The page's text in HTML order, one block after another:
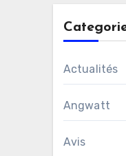
Actualités
Angwatt
Avis